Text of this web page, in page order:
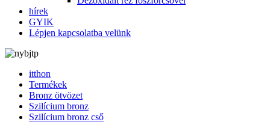
hírek
GYIK
Lépjen kapcsolatba velünk
itthon
Termékek
Bronz ötvözet
Szilícium bronz
Szilícium bronz cső